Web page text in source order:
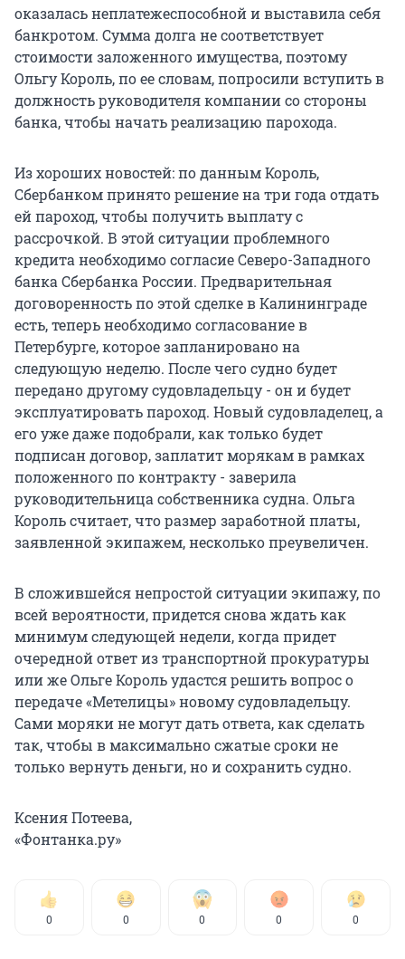
оказалась неплатежеспособной и выставила себя
банкротом. Сумма долга не соответствует
стоимости заложенного имущества, поэтому
Ольгу Король, по ее словам, попросили вступить в
должность руководителя компании со стороны
банка, чтобы начать реализацию парохода.
Из хороших новостей: по данным Король,
Сбербанком принято решение на три года отдать
ей пароход, чтобы получить выплату с
рассрочкой. В этой ситуации проблемного
кредита необходимо согласие Северо-Западного
банка Сбербанка России. Предварительная
договоренность по этой сделке в Калининграде
есть, теперь необходимо согласование в
Петербурге, которое запланировано на
следующую неделю. После чего судно будет
передано другому судовладельцу - он и будет
эксплуатировать пароход. Новый судовладелец, а
его уже даже подобрали, как только будет
подписан договор, заплатит морякам в рамках
положенного по контракту - заверила
руководительница собственника судна. Ольга
Король считает, что размер заработной платы,
заявленной экипажем, несколько преувеличен.
В сложившейся непростой ситуации экипажу, по
всей вероятности, придется снова ждать как
минимум следующей недели, когда придет
очередной ответ из транспортной прокуратуры
или же Ольге Король удастся решить вопрос о
передаче «Метелицы» новому судовладельцу.
Сами моряки не могут дать ответа, как сделать
так, чтобы в максимально сжатые сроки не
только вернуть деньги, но и сохранить судно.
Ксения Потеева,
«Фонтанка.ру»
0 0 0 0 0